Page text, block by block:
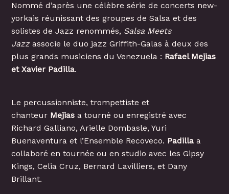
Nommé d’après une célèbre série de concerts new-
yorkais réunissant des groupes de Salsa et des
solistes de Jazz renommés, Salsa Meets
Jazzassocie le duo jazz Griffith-Galas à deux des
plus grands musiciens du Venezuela : Rafael Mejias
et Xavier Padilla.
Le percussionniste, trompettiste et
chanteur Mejiasa tourné ou enregistré avec
Richard Galliano, Arielle Dombasle, Yuri
Buenaventura et l’Ensemble Recoveco. Padilla a
collaboré en tournée ou en studio avec les Gipsy
Kings, Celia Cruz, Bernard Lavilliers, et Dany
Brillant.